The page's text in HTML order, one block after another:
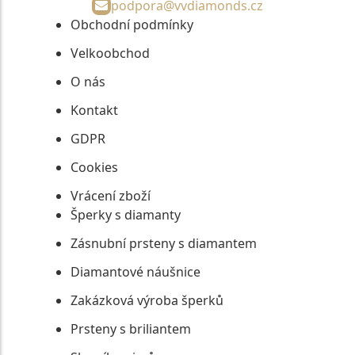
podpora@vvdiamonds.cz
Obchodní podmínky
Velkoobchod
O nás
Kontakt
GDPR
Cookies
Vrácení zboží
Šperky s diamanty
Zásnubní prsteny s diamantem
Diamantové náušnice
Zakázková výroba šperků
Prsteny s briliantem